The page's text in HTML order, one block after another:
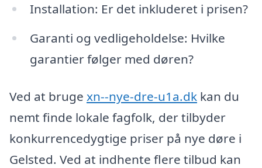
Installation: Er det inkluderet i prisen?
Garanti og vedligeholdelse: Hvilke
garantier følger med døren?
Ved at bruge xn--nye-dre-u1a.dk kan du
nemt finde lokale fagfolk, der tilbyder
konkurrencedygtige priser på nye døre i
Gelsted. Ved at indhente flere tilbud kan